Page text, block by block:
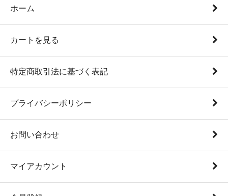
ホーム
カートを見る
特定商取引法に基づく表記
プライバシーポリシー
お問い合わせ
マイアカウント